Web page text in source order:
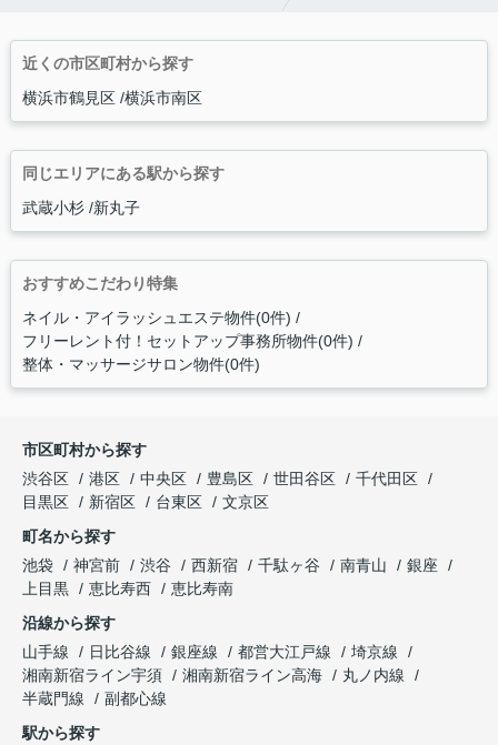
近くの市区町村から探す
横浜市鶴見区 横浜市南区
同じエリアにある駅から探す
武蔵小杉 新丸子
おすすめこだわり特集
ネイル・アイラッシュエステ物件(0件)
フリーレント付！セットアップ事務所物件(0件)
整体・マッサージサロン物件(0件)
市区町村から探す
渋谷区
港区 中央区 豊島区 世田谷区
千代田区
目黒区
新宿区 台東区
文京区
町名から探す
池袋
神宮前 渋谷 西新宿 千駄ヶ谷 南青山
銀座
上目黒
恵比寿西
恵比寿南
沿線から探す
山手線
日比谷線 銀座線 都営大江戸線
埼京線
湘南新宿ライン宇須
湘南新宿ライン高海
丸ノ内線
半蔵門線
副都心線
駅から探す